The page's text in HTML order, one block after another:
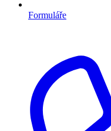
Formuláře